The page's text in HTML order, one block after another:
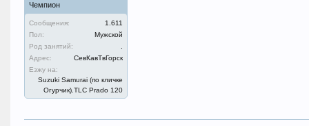
Чемпион
Сообщения:
1.611
Пол:
Мужской
Род занятий:
Адрес:
СевКавТвГорск
Езжу на:
Suzuki Samurai (по кличке
Огурчик).TLC Prado 120